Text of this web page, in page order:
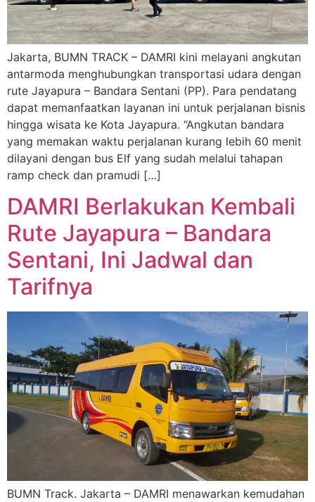
Jakarta, BUMN TRACK – DAMRI kini melayani angkutan
antarmoda menghubungkan transportasi udara dengan
rute Jayapura – Bandara Sentani (PP). Para pendatang
dapat memanfaatkan layanan ini untuk perjalanan bisnis
hingga wisata ke Kota Jayapura. “Angkutan bandara
yang memakan waktu perjalanan kurang lebih 60 menit
dilayani dengan bus Elf yang sudah melalui tahapan
ramp check dan pramudi […]
DAMRI Berlakukan Kembali
Rute Jayapura – Bandara
Sentani, Ini Jadwal dan
Tarifnya
BUMN Track. Jakarta – DAMRI menawarkan kemudahan